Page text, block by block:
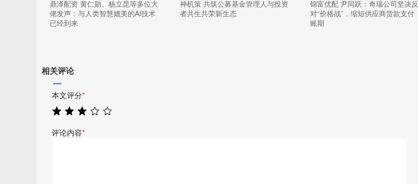
鼎泽配资 黄仁勋、杨立昆等多位大
佬发声：与人类智慧媲美的AI技术
已经到来
神机策 共筑公募基金管理人与投资
者共生共荣新生态
锦富优配 尹同跃：奇瑞公司坚决反
对“价格战”，缩短供应商货款支付
账期
相关评论
本文评分*
评论内容*